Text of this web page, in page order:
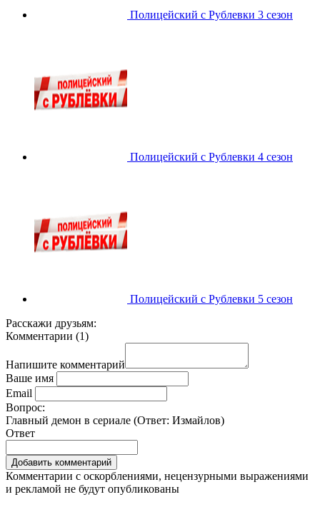
Полицейский с Рублевки 3 сезон
Полицейский с Рублевки 4 сезон
Полицейский с Рублевки 5 сезон
Расскажи друзьям:
Комментарии (1)
Напишите комментарий
Ваше имя
Email
Вопрос:
Главный демон в сериале (Ответ: Измайлов)
Ответ
Комментарии с оскорблениями, нецензурными выражениями
и рекламой не будут опубликованы